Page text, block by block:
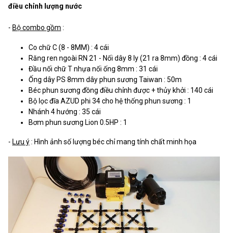
điều chỉnh lượng nước
- Bộ combo gồm :
Co chữ C (8 - 8MM) : 4 cái
Răng ren ngoài RN 21 - Nối dây 8 ly (21 ra 8mm) đồng : 4 cái
Đầu nối chữ T nhựa nối ống 8mm : 31 cái
Ống dây PS 8mm dây phun sương Taiwan : 50m
Béc phun sương đồng điều chỉnh được + thủy khởi : 140 cái
Bộ lọc đĩa AZUD phi 34 cho hệ thống phun sương : 1
Nhánh 4 hướng : 35 cái
Bơm phun sương Lion 0.5HP : 1
- Lưu ý: Hình ảnh số lượng béc chỉ mang tính chất minh họa